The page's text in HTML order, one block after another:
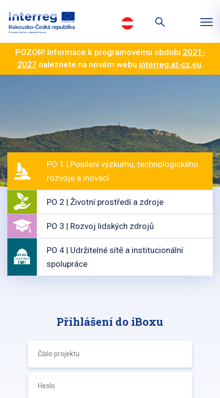
POZOR! Informace k programovému období 2021-
2027 naleznete na novém webu interreg.at-cz.eu.
PO 1 | Posílení výzkumu, technologického
rozvoje a inovací
PO 2 | Životní prostředí a zdroje
PO 3 | Rozvoj lidských zdrojů
PO 4 | Udržitelné sítě a institucionální
spolupráce
Přihlášení do iBoxu